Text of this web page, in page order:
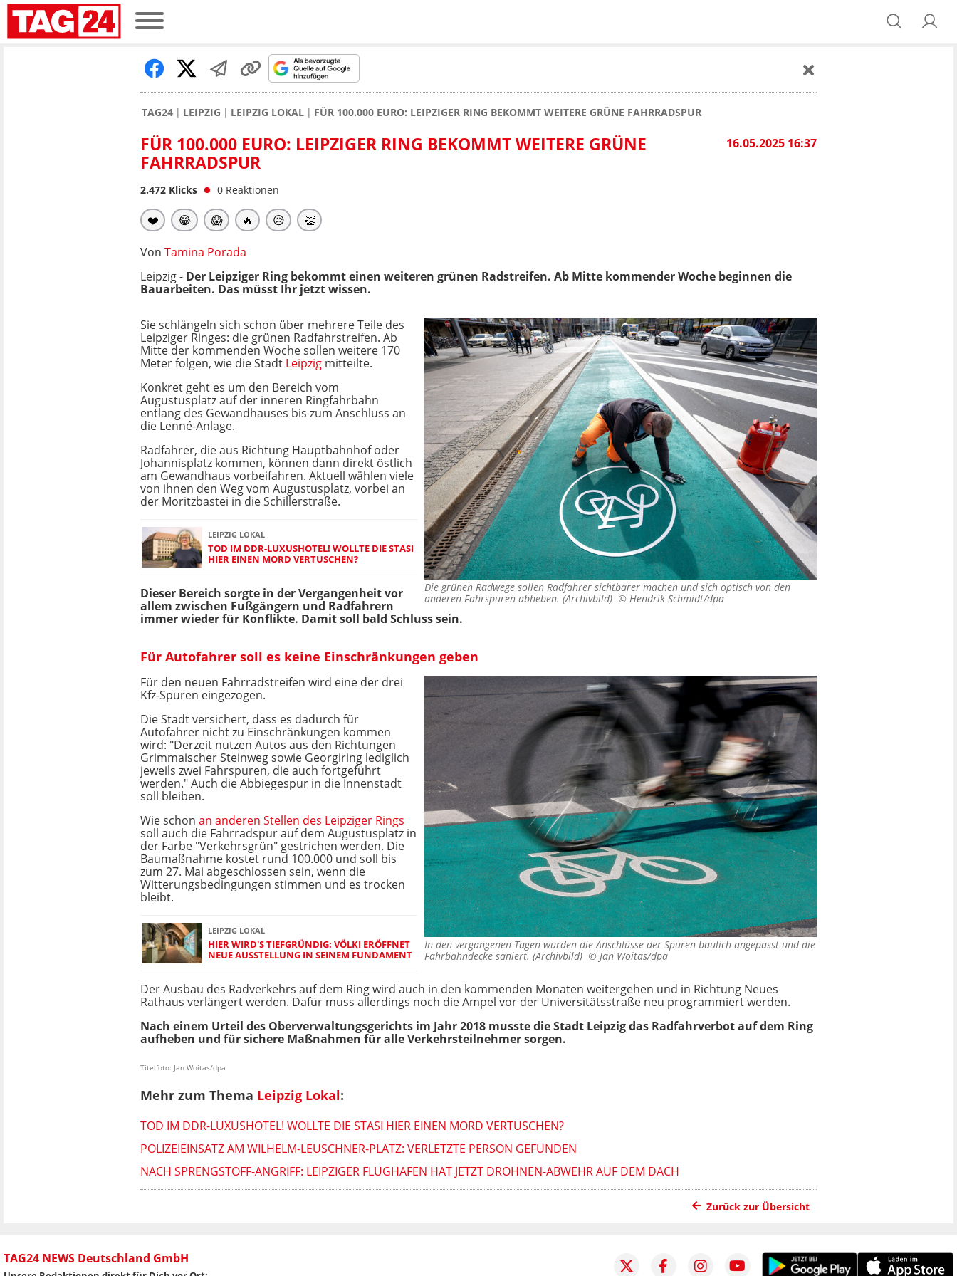
TAG24 LEIPZIG LEIPZIG LOKAL FÜR 100.000 EURO: LEIPZIGER RING BEKOMMT WEITERE GRÜNE FAHRRADSPUR
16.05.2025 16:37
FÜR 100.000 EURO: LEIPZIGER RING BEKOMMT WEITERE GRÜNE
FAHRRADSPUR
2.472 Klicks 0 Reaktionen
❤️ 😂 😱 🔥 😥 👏
Von Tamina Porada
Leipzig - Der Leipziger Ring bekommt einen weiteren grünen Radstreifen. Ab Mitte kommender Woche beginnen die
Bauarbeiten. Das müsst Ihr jetzt wissen.
Die grünen Radwege sollen Radfahrer sichtbarer machen und sich optisch von den
anderen Fahrspuren abheben. (Archivbild) © Hendrik Schmidt/dpa
Sie schlängeln sich schon über mehrere Teile des
Leipziger Ringes: die grünen Radfahrstreifen. Ab
Mitte der kommenden Woche sollen weitere 170
Meter folgen, wie die Stadt Leipzig mitteilte.
Konkret geht es um den Bereich vom
Augustusplatz auf der inneren Ringfahrbahn
entlang des Gewandhauses bis zum Anschluss an
die Lenné-Anlage.
Radfahrer, die aus Richtung Hauptbahnhof oder
Johannisplatz kommen, können dann direkt östlich
am Gewandhaus vorbeifahren. Aktuell wählen viele
von ihnen den Weg vom Augustusplatz, vorbei an
der Moritzbastei in die Schillerstraße.
LEIPZIG LOKAL
TOD IM DDR-LUXUSHOTEL! WOLLTE DIE STASI
HIER EINEN MORD VERTUSCHEN?
Dieser Bereich sorgte in der Vergangenheit vor
allem zwischen Fußgängern und Radfahrern
immer wieder für Konflikte. Damit soll bald Schluss sein.
Für Autofahrer soll es keine Einschränkungen geben
In den vergangenen Tagen wurden die Anschlüsse der Spuren baulich angepasst und die
Fahrbahndecke saniert. (Archivbild) © Jan Woitas/dpa
Für den neuen Fahrradstreifen wird eine der drei
Kfz-Spuren eingezogen.
Die Stadt versichert, dass es dadurch für
Autofahrer nicht zu Einschränkungen kommen
wird: "Derzeit nutzen Autos aus den Richtungen
Grimmaischer Steinweg sowie Georgiring lediglich
jeweils zwei Fahrspuren, die auch fortgeführt
werden." Auch die Abbiegespur in die Innenstadt
soll bleiben.
Wie schon an anderen Stellen des Leipziger Rings
soll auch die Fahrradspur auf dem Augustusplatz in
der Farbe "Verkehrsgrün" gestrichen werden. Die
Baumaßnahme kostet rund 100.000 und soll bis
zum 27. Mai abgeschlossen sein, wenn die
Witterungsbedingungen stimmen und es trocken
bleibt.
LEIPZIG LOKAL
HIER WIRD'S TIEFGRÜNDIG: VÖLKI ERÖFFNET
NEUE AUSSTELLUNG IN SEINEM FUNDAMENT
Der Ausbau des Radverkehrs auf dem Ring wird auch in den kommenden Monaten weitergehen und in Richtung Neues
Rathaus verlängert werden. Dafür muss allerdings noch die Ampel vor der Universitätsstraße neu programmiert werden.
Nach einem Urteil des Oberverwaltungsgerichts im Jahr 2018 musste die Stadt Leipzig das Radfahrverbot auf dem Ring
aufheben und für sichere Maßnahmen für alle Verkehrsteilnehmer sorgen.
Titelfoto: Jan Woitas/dpa
Mehr zum Thema Leipzig Lokal:
TOD IM DDR-LUXUSHOTEL! WOLLTE DIE STASI HIER EINEN MORD VERTUSCHEN?
POLIZEIEINSATZ AM WILHELM-LEUSCHNER-PLATZ: VERLETZTE PERSON GEFUNDEN
NACH SPRENGSTOFF-ANGRIFF: LEIPZIGER FLUGHAFEN HAT JETZT DROHNEN-ABWEHR AUF DEM DACH
Zurück zur Übersicht
TAG24 NEWS Deutschland GmbH